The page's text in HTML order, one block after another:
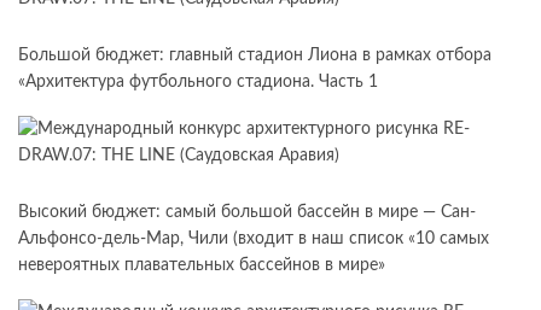
Большой бюджет: главный стадион Лиона в рамках отбора
«Архитектура футбольного стадиона. Часть 1
Высокий бюджет: самый большой бассейн в мире — Сан-
Альфонсо-дель-Мар, Чили (входит в наш список «10 самых
невероятных плавательных бассейнов в мире»